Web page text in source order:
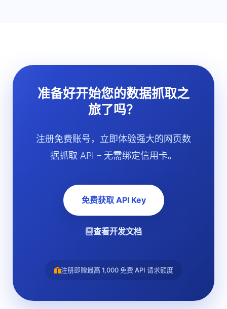
准备好开始您的数据抓取之
旅了吗？
注册免费账号，立即体验强大的网页数
据抓取 API – 无需绑定信用卡。
免费获取 API Key
查看开发文档
注册即赠最高 1,000 免费 API 请求额度